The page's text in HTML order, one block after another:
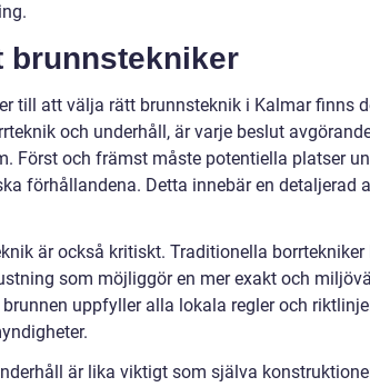
brunnstekniker
till att välja rätt brunnsteknik i Kalmar finns
och underhåll, är varje beslut
Först och främst måste potentiella platser
förhållandena. Detta innebär en detaljerad
är också kritiskt. Traditionella
som möjliggör en mer exakt och
uppfyller alla lokala regler och
är lika viktigt som själva